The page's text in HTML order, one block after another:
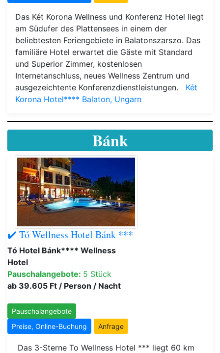
Das Két Korona Wellness und Konferenz Hotel liegt
am Südufer des Plattensees in einem der
beliebtesten Feriengebiete in Balatonszarszo. Das
familiäre Hotel erwartet die Gäste mit Standard
und Superior Zimmer, kostenlosen
Internetanschluss, neues Wellness Zentrum und
ausgezeichtente Konferenzdienstleistungen. Két
Korona Hotel**** Balaton, Ungarn
Bánk
✔️ Tó Wellness Hotel Bánk ***
Tó Hotel Bánk**** Wellness
Hotel
Pauschalangebote: 5 Stück
ab 39.605 Ft / Person / Nacht
Pauschalangebote
Preise, Online-Buchung
Anfrage
Das 3-Sterne To Wellness Hotel *** liegt 60 km